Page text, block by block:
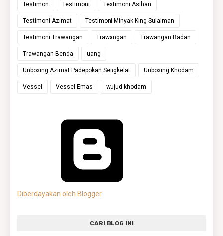
Testimon Testimoni Testimoni Asihan
Testimoni Azimat Testimoni Minyak King Sulaiman
Testimoni Trawangan Trawangan Trawangan Badan
Trawangan Benda uang
Unboxing Azimat Padepokan Sengkelat Unboxing Khodam
Vessel Vessel Emas wujud khodam
Diberdayakan oleh Blogger
CARI BLOG INI